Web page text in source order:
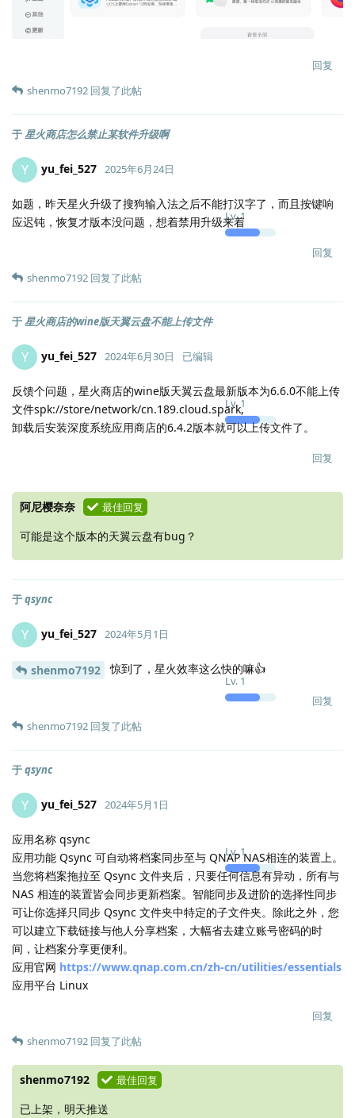
回复
shenmo7192 回复了此帖
于星火商店怎么禁止某软件升级啊
Y yu_fei_527
Lv.1
2025年6月24日
如题，昨天星火升级了搜狗输入法之后不能打汉字了，而且按键响
应迟钝，恢复才版本没问题，想着禁用升级来着
回复
shenmo7192 回复了此帖
于星火商店的wine版天翼云盘不能上传文件
Y yu_fei_527
Lv. 1
2024年6月30日 已编辑
反馈个问题，星火商店的wine版天翼云盘最新版本为6.6.0不能上传
文件spk://store/network/cn.189.cloud.spark,
卸载后安装深度系统应用商店的6.4.2版本就可以上传文件了。
回复
阿尼樱奈奈 最佳回复
可能是这个版本的天翼云盘有bug？
于qsync
Y yu_fei_527
Lv. 1
2024年5月1日
shenmo7192 惊到了，星火效率这么快的嘛👍
回复
shenmo7192 回复了此帖
于qsync
Y yu_fei_527
Lv. 1
2024年5月1日
应用名称 qsync
应用功能 Qsync 可自动将档案同步至与 QNAP NAS相连的装置上。
当您将档案拖拉至 Qsync 文件夹后，只要任何信息有异动，所有与
NAS 相连的装置皆会同步更新档案。智能同步及进阶的选择性同步
可让你选择只同步 Qsync 文件夹中特定的子文件夹。除此之外，您
可以建立下载链接与他人分享档案，大幅省去建立账号密码的时
间，让档案分享更便利。
应用官网 https://www.qnap.com.cn/zh-cn/utilities/essentials
应用平台 Linux
回复
shenmo7192 回复了此帖
shenmo7192 最佳回复
已上架，明天推送